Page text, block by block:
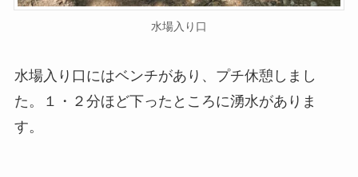
水場入り口
水場入り口にはベンチがあり、プチ休憩しまし
た。１・２分ほど下ったところに湧水がありま
す。